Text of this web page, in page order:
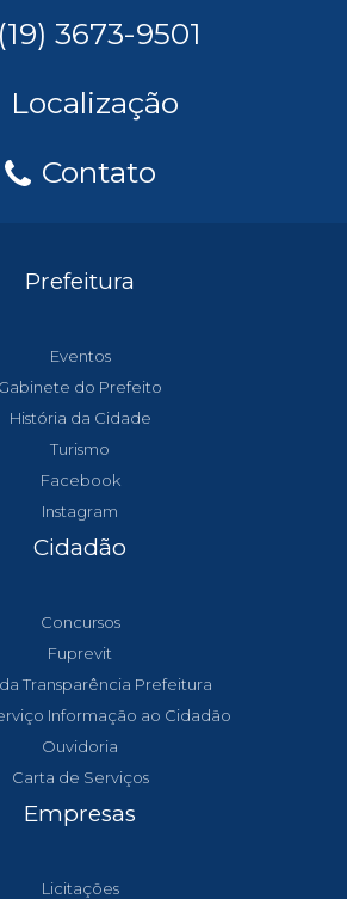
(19) 3673-9501
Localização
Contato
Prefeitura
Eventos
Gabinete do Prefeito
História da Cidade
Turismo
Facebook
Instagram
Cidadão
Concursos
Fuprevit
Transparência Prefeitura
Informação ao Cidadão
Ouvidoria
Carta de Serviços
Empresas
Licitações